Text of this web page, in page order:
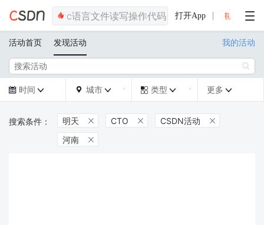
打开App
活动首页 发现活动 我的活动

 时间   城市   类型  更多 
明天  CTO  CSDN活动 
河南 